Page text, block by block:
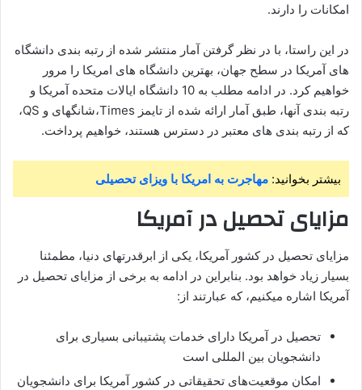
امکانات را دارند.
در این راستا، با در نظر گرفتن آمار منتشر شده از رتبه بندی دانشگاه
های آمریکا در سطح جهان، بهترین دانشگاه های امریکا را مرور
خواهیم کرد. در ادامه مطلب به 10 دانشگاه ایالات متحده آمریکا و
رتبه بندی آنها، طبق آمار ارائه شده از تایمز Times،شانگهای و QS،
که از رتبه بندی های معتبر در دسترس هستند، خواهیم پرداخت.
بیشتر بخوانید: مهاجرت به امریکا با ویزای تحصیلی
مزایای تحصیل در آمریکا
مزایای تحصیل در کشور آمریکا، یکی از ابرقدرتهای دنیا، مطمئنا
بسیار زیاد خواهد بود. بنابراین در ادامه به برخی از مزایای تحصیل در
آمریکا اشاره میکنیم، که عبارتند از:
تحصیل در آمریکا دارای خدمات پشتیبانی بسیاری برای
دانشجویان بین ‌المللی است
امکان موقعیت‌های تحقیقاتی در کشور آمریکا برای دانشجویان